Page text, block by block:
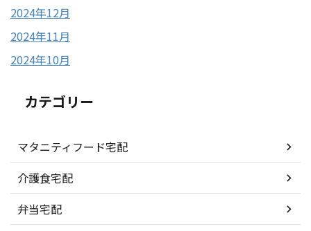
2024年12月
2024年11月
2024年10月
カテゴリー
マタニティフード宅配
介護食宅配
弁当宅配